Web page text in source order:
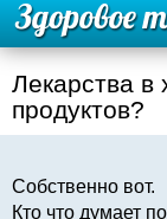
Лекарства в
продуктов?
Собственно вот.
Кто что думает